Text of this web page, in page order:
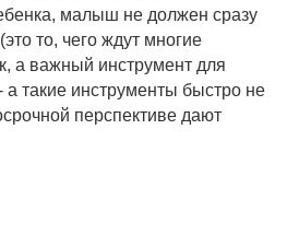
малыш не должен сразу
то, чего ждут многие
а важный инструмент для
такие инструменты быстро не
перспективе дают